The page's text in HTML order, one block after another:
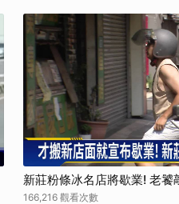
新莊粉條冰名店將歇業! 老饕
166,216 觀看次數